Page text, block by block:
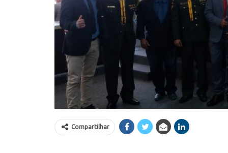
Compartilhar